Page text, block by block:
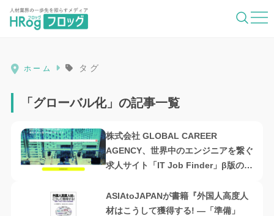
HRog | 人材業界の一歩先を照らすメディ
ホーム タグ
「グローバル化」の記事一覧
株式会社 GLOBAL CAREER
AGENCY、世界中のエンジニアを繋ぐ
求人サイト「IT Job Finder」β版の無
ASIAtoJAPANが書籍『外国人高度人
材はこうして獲得する! ―「準備」